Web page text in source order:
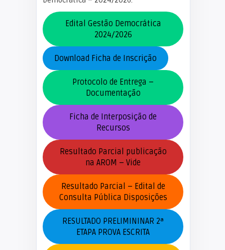
Edital Gestão Democrática
2024/2026
Download Ficha de Inscrição
Protocolo de Entrega –
Documentação
Ficha de Interposição de
Recursos
Resultado Parcial publicação
na AROM – Vide
Resultado Parcial – Edital de
Consulta Pública Disposições
RESULTADO PRELIMININAR 2ª
ETAPA PROVA ESCRITA